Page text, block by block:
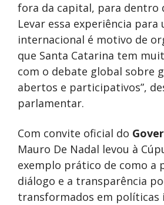
fora da capital, para dentro
Levar essa experiência
internacional é motivo de
que Santa Catarina tem
com o debate global sobre
abertos e participativos”,
parlamentar.
Com convite oficial do
Mauro De Nadal levou à
exemplo prático de como a
diálogo e a transparência
transformados em políticas